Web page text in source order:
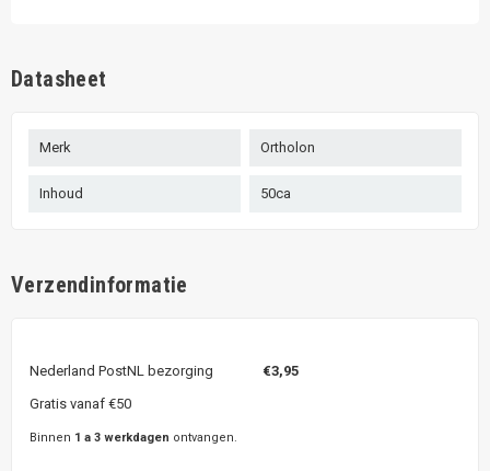
Datasheet
Merk Ortholon
Inhoud 50ca
Verzendinformatie
Nederland PostNL bezorging €3,95
Gratis vanaf €50
Binnen 1 a 3 werkdagen ontvangen.